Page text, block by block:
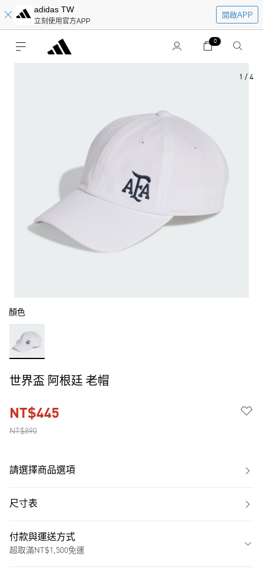
adidas TW
立刻使用官方APP
開啟APP
0
1 / 4
顏色
世界盃 阿根廷 老帽
NT$890
NT$445
請選擇商品選項
尺寸表
付款與運送方式
超取滿NT$1,500免運